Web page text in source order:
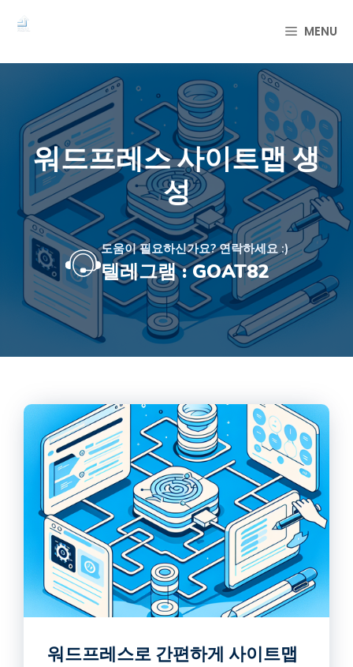
로
MENU
워드프레스 사이트맵 생
성
도움이 필요하신가요? 연락하세요 :)
텔레그램 : GOAT82
워드프레스로 간편하게 사이트맵